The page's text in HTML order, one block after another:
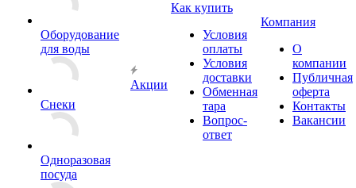
Оборудование
для воды
Снеки
Одноразовая
посуда
Акции
Как купить
Условия
оплаты
Условия
доставки
Обменная
тара
Вопрос-
ответ
Компания
О
компании
Публичная
оферта
Контакты
Вакансии